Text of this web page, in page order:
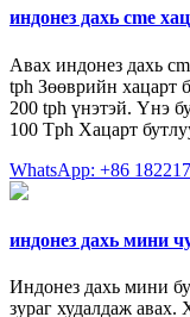
индонез дахь cme
Авах индонез дахь
tph Зөөврийн хацарт
200 tph үнэтэй. Үнэ
100 Tph Хацарт
WhatsApp: +86
индонез дахь мини
Индонез дахь мини
зураг худалдаж авах.